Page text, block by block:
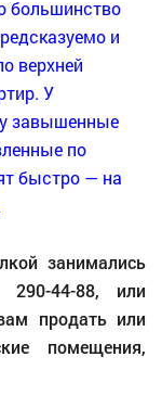
занимались
290-44-88, или
продать или
помещения,